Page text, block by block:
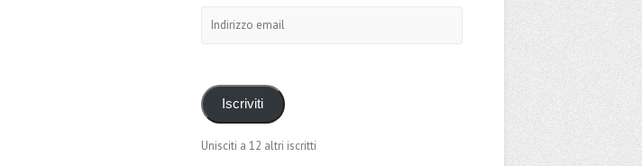
email
Iscriviti
Unisciti a 12 altri iscritti